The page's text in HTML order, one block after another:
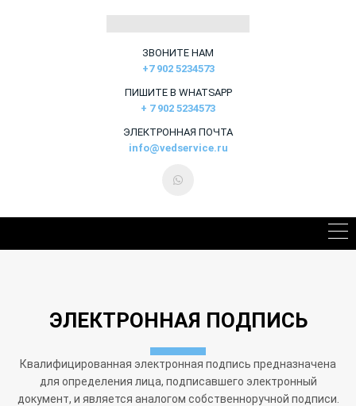
ЗВОНИТЕ НАМ
+7 902 5234573
ПИШИТЕ В WHATSAPP
+ 7 902 5234573
ЭЛЕКТРОННАЯ ПОЧТА
info@vedservice.ru
ЭЛЕКТРОННАЯ ПОДПИСЬ
Квалифицированная электронная подпись предназначена
для определения лица, подписавшего электронный
документ, и является аналогом собственноручной подписи.